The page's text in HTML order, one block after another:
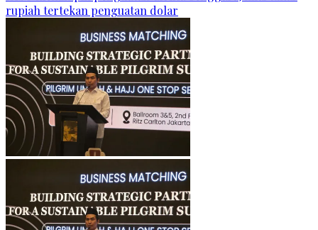
rupiah tertekan penguatan dolar